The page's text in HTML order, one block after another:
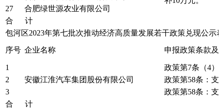
27
合肥绿世源农业有限公司
合 计
包河区2023年第七批次推动经济高质量发展若干政策兑现公
序号 企业名称 申报政策条款
1
安徽江淮汽车集团股份有限公司
政策第7条（4
2
政策第58条：
3
政策第58条：
合 计